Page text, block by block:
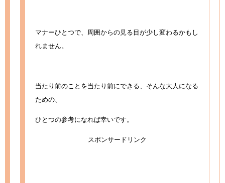
マナーひとつで、周囲からの見る目が少し変わるかもし
れません。
当たり前のことを当たり前にできる、そんな大人になる
ための、
ひとつの参考になれば幸いです。
スポンサードリンク